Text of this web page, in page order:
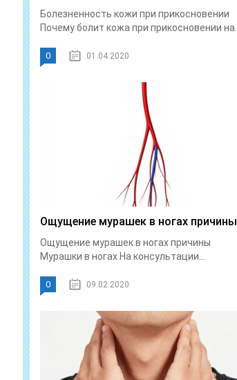
Болезненность кожи при прикосновении
Почему болит кожа при прикосновении на...
0 01.04.2020
Ощущение мурашек в ногах причины
Ощущение мурашек в ногах причины
Мурашки в ногах На консультации...
0 09.02.2020